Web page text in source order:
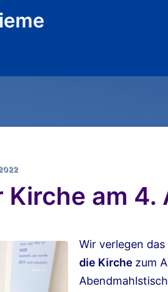
Kirche am 4.
Wir verlegen
die Kirche zum